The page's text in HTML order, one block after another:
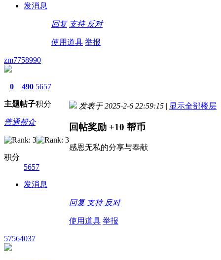
发消息
回复 支持 反对
使用道具 举报
zm7758990
0
主题
490
帖子
5657
积分
普通帮众
积分
5657
发消息
发表于 2025-2-6 22:59:15 | 显示全部楼层
回帖奖励 +10 帮币
感恩无私的分享与奉献
回复 支持 反对
使用道具 举报
57564037